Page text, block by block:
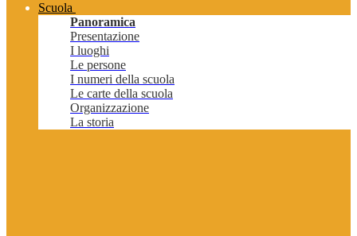
Scuola
Panoramica
Presentazione
I luoghi
Le persone
I numeri della scuola
Le carte della scuola
Organizzazione
La storia